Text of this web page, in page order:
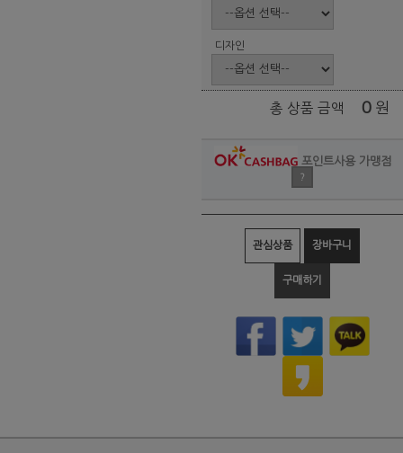
디자인
총 상품 금액 0 원
포인트사용 가맹점
?
관심상품 장바구니
구매하기